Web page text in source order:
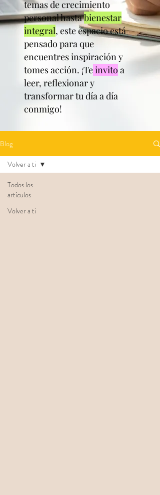
temas de crecimiento
personal hastabienestar
integral, este espacio está
pensado para que
encuentres inspiración y
tomes acción. ¡Teinvito a
leer, reflexionar y
transformar tu día a día
conmigo!
Blog
Todos los
artículos
Volver a ti
Volver a ti